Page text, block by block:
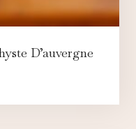
D’auvergne